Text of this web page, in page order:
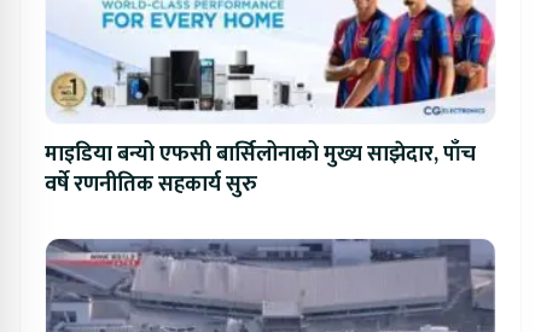
माइडिया बन्यो एफसी बार्सिलोनाको मुख्य साझेदार, पाँच
वर्षे रणनीतिक सहकार्य सुरु